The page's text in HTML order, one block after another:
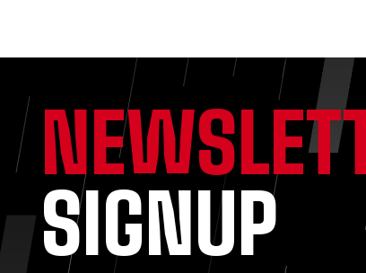
SIGNUP